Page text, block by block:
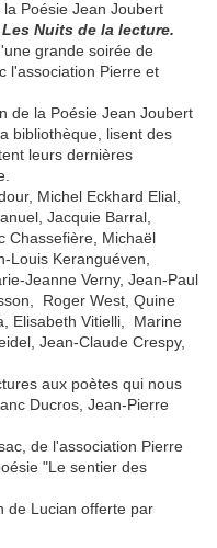
Poésie Jean Joubert
Les Nuits de la lecture.
grande soirée de
l'association Pierre et
de la Poésie Jean Joubert
bibliothèque, lisent des
leurs dernières
Michel Eckhard Elial,
Jacquie Barral,
Chassefière, Michaël
Louis Keranguéven,
Jeanne Verny, Jean-Paul
Roger West, Quine
Elisabeth Vitielli, Marine
Jean-Claude Crespy,
aux poètes qui nous
Ducros, Jean-Pierre
de l'association Pierre
"Le sentier des
de Lucian offerte par